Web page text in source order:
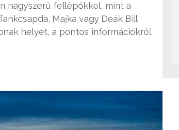
nagyszerű fellépőkkel, mint a
Majka vagy Deák Bill
helyet, a pontos információkról